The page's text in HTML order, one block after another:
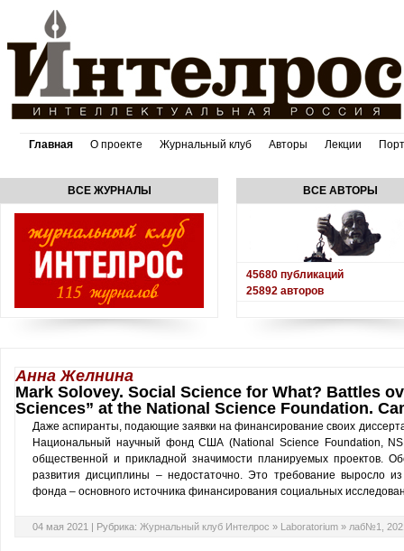
Главная О проекте Журнальный клуб Авторы Лекции
ВСЕ ЖУРНАЛЫ ВСЕ АВТОРЫ
45680 публикаций
25892 авторов
Анна Желнина
Mark Solovey. Social Science for What? Battles
Sciences” at the National Science Foundation.
Даже аспиранты, подающие заявки на финансирование своих
Национальный научный фонд США (National Science Foundation,
общественной и прикладной значимости планируемых проектов.
развития дисциплины – недостаточно. Это требование выросло
фонда – основного источника финансирования социальных
04 мая 2021 | Рубрика: Журнальный клуб Интелрос » Laboratorium » лаб№1,